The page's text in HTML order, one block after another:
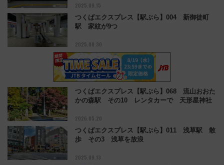
2025.09.15
つくばエクスプレス【駅ぶら】004 新御徒町
駅 家紋が9つ
2025.08.30
つくばエクスプレス【駅ぶら】068 流山おおた
かの森駅 その10 レンタカーで 天形星神社
2026.05.20
つくばエクスプレス【駅ぶら】011 浅草駅 散
歩 その3 浅草を放浪
2025.09.13